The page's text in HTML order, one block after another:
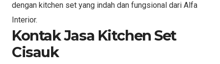
dengan kitchen set yang indah dan fungsional dari Alfa
Interior.
Kontak Jasa Kitchen Set
Cisauk